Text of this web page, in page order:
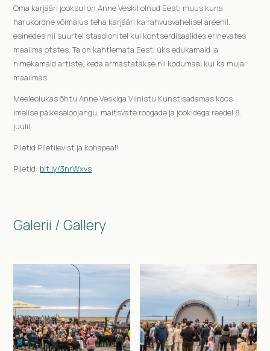
Oma karjääri jooksul on Anne Veskil olnud Eesti muusikuna
harukordne võimalus teha karjääri ka rahvusvahelisel areenil,
esinedes nii suurtel staadionitel kui kontserdisaalides erinevates
maailma otstes. Ta on kahtlemata Eesti üks edukamaid ja
nimekamaid artiste, keda armastatakse nii kodumaal kui ka mujal
maailmas.
Meeleolukas õhtu Anne Veskiga Viinistu Kunstisadamas koos
imelise päikeseloojangu, maitsvate roogade ja jookidega reedel 8.
juulil.
Piletid Piletilevist ja kohapeal!
Piletid: bit.ly/3nrWxvs
Galerii / Gallery